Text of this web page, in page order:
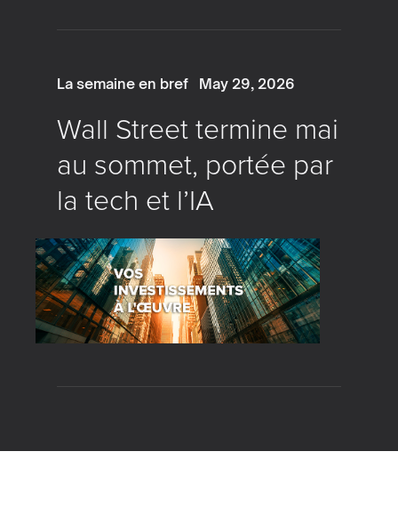
La semaine en bref May 29, 2026
Wall Street termine mai
au sommet, portée par
la tech et l’IA